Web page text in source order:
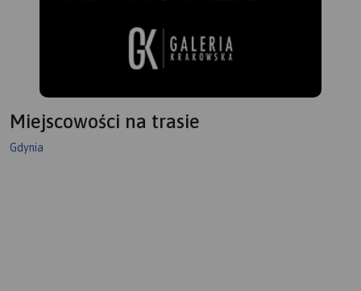
Miejscowości na trasie
Gdynia